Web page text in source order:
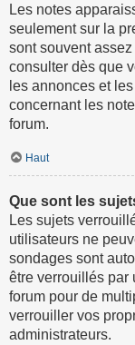
Les notes
seulement sur la
sont souvent
consulter dès que
les annonces et
concernant les
forum.
Haut
Que sont les
Les sujets
utilisateurs ne
sondages sont
être verrouillés par
forum pour de
verrouiller vos
administrateurs.